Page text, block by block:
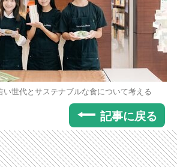
い世代とサステナブルな食について考える
記事に戻る